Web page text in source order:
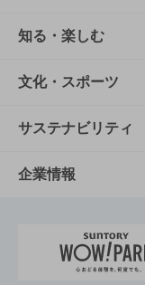
商品TOP
商品一覧
商品発売情報
栄養成分一覧
知る・楽しむ
知る・楽しむTOP
キャンペーン
工場見学
地域情報
文化・スポーツ
文化・スポーツ
サントリーホール
サントリーサン
サステナビリティ
サステナビリテ
サントリーが
企業情報
企業概要